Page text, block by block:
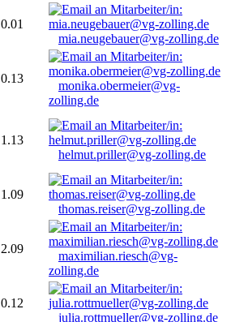
0.01
mia.neugebauer@vg-zolling.de
0.13
monika.obermeier@vg-
zolling.de
1.13
helmut.priller@vg-zolling.de
1.09
thomas.reiser@vg-zolling.de
2.09
maximilian.riesch@vg-
zolling.de
0.12
julia.rottmueller@vg-zolling.de